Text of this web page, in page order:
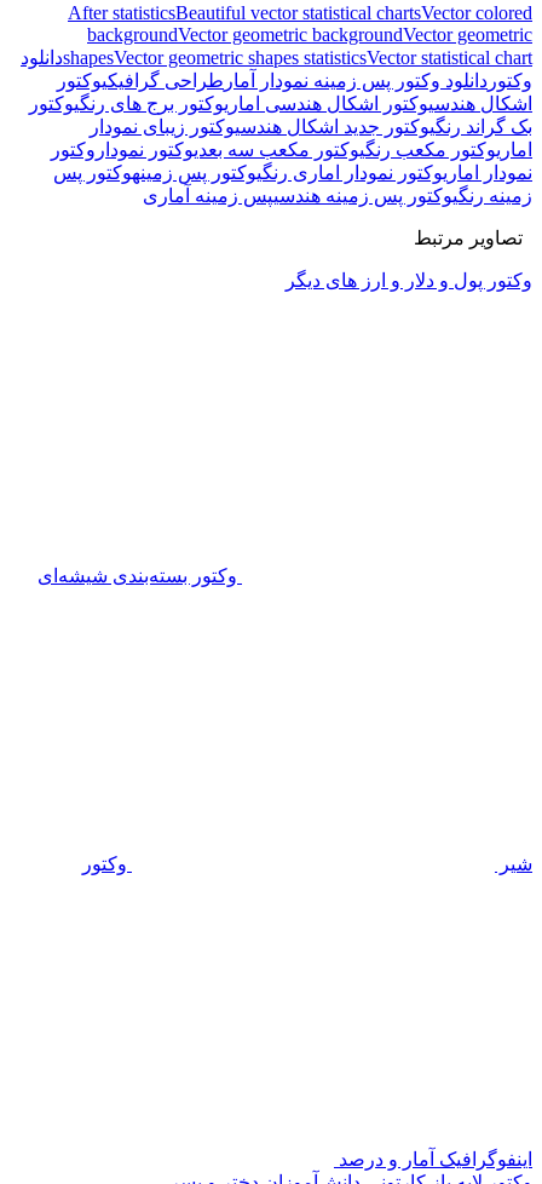
After statisticsBeautiful vector statistical chartsVector colored
backgroundVector geometric backgroundVector geometric
shapesVector geometric shapes statisticsVector statistical chart
دانلود
وکتور دانلود وکتور پس زمینه نمودار آمار طراحی گرافیکیوکتور
اشکال هندسیوکتور اشکال هندسی اماریوکتور برج های رنگیوکتور
بک گراند رنگیوکتور جدید اشکال هندسیوکتور زیبای نمودار
اماریوکتور مکعب رنگیوکتور مکعب سه بعدیوکتور نمودار وکتور
نمودار اماریوکتور نمودار اماری رنگیوکتور پس زمینهوکتور پس
زمینه رنگیوکتور پس زمینه هندسیپس زمینه آماری
تصاویر مرتبط
وکتور پول و دلار و ارز های دیگر
وکتور بسته‌بندی شیشه‌ای
شیر وکتور
اینفوگرافیک آمار و درصد